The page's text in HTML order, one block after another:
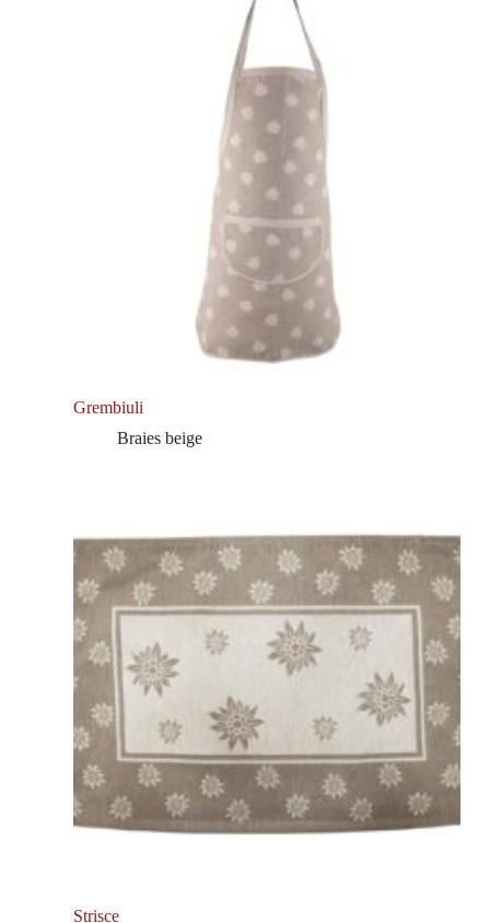
Grembiuli
Braies beige
Strisce